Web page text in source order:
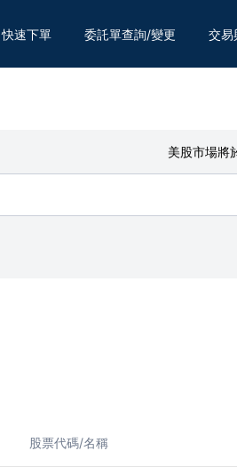
快速下單 委託單查詢/變更 交易
美股市場將
股票代碼/名稱